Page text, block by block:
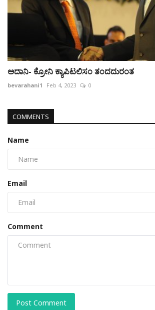
ಅದಾನಿ- ಕ್ರೋನಿ ಕ್ಯಾಪಿಟಲಿಸಂ ತಂದದುರಂತ
bevarahani1 Feb 4, 2023 0
COMMENTS
Name
Email
Comment
Post Comment